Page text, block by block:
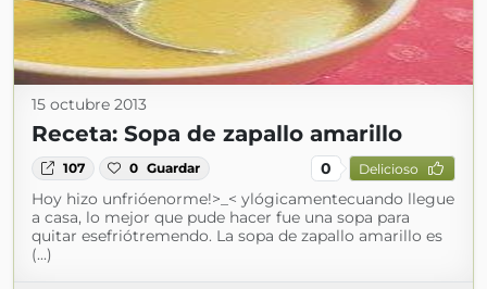
15 octubre 2013
Receta: Sopa de zapallo amarillo
107 0 Guardar 0 Delicioso
Hoy hizo unfrióenorme!>_< ylógicamentecuando llegue
a casa, lo mejor que pude hacer fue una sopa para
quitar esefriótremendo. La sopa de zapallo amarillo es
(...)